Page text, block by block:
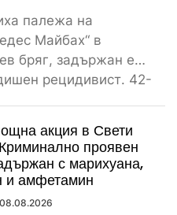
палежа на
Майбах“ в
бряг, задържан е
рецидивист. 42-
акция в Свети
проявен
с марихуана,
и амфетамин
08.08.2026